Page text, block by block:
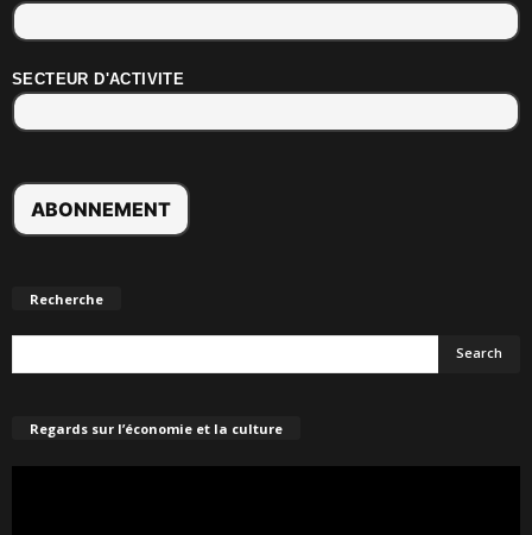
SECTEUR D'ACTIVITE
Recherche
Regards sur l’économie et la culture